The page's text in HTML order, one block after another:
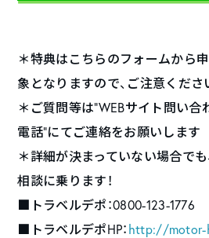
＊特典はこちらのフォームから
象となりますので、ご注意くださ
＊ご質問等は”WEBサイト問い合
電話”にてご連絡をお願いします
＊詳細が決まっていない場合で
相談に乗ります！
■トラベルデポ：0800-123-1776
■トラベルデポHP： http://motor-